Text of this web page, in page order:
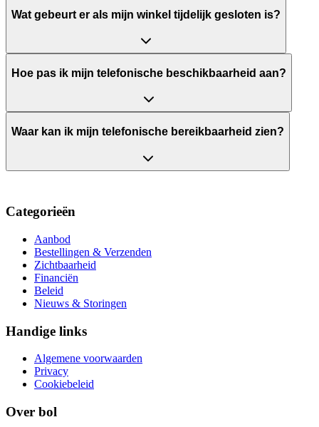
Wat gebeurt er als mijn winkel tijdelijk gesloten is?
Hoe pas ik mijn telefonische beschikbaarheid aan?
Waar kan ik mijn telefonische bereikbaarheid zien?
Categorieën
Aanbod
Bestellingen & Verzenden
Zichtbaarheid
Financiën
Beleid
Nieuws & Storingen
Handige links
Algemene voorwaarden
Privacy
Cookiebeleid
Over bol